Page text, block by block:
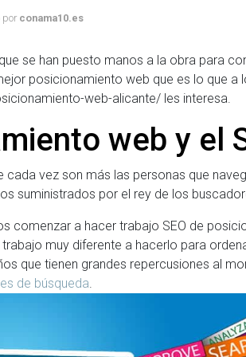
por conama10.es
se han puesto manos a la obra para
posicionamiento web que es lo que a
web-alicante/ les interesa.
web y el
cada vez son más las personas que
suministrados por el rey de los
comenzar a hacer trabajo SEO de
muy diferente a hacerlo para
que tienen grandes repercusiones al
de búsqueda.